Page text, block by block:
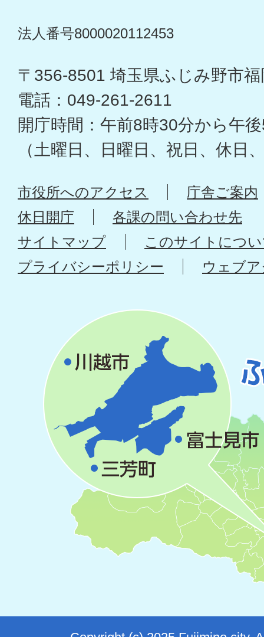
法人番号8000020112453
〒356-8501 埼玉県ふじみ野市
電話：049-261-2611
開庁時間：午前8時30分から午
（土曜日、日曜日、祝日、休日
市役所へのアクセス
庁舎ご案内
休日開庁
各課の問い合わせ先
サイトマップ
このサイトにつ
プライバシーポリシー
ウェブ